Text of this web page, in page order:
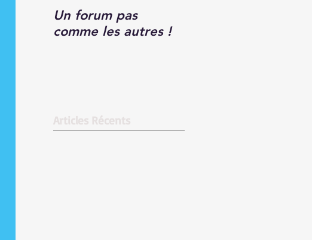
Un forum pas
comme les autres !